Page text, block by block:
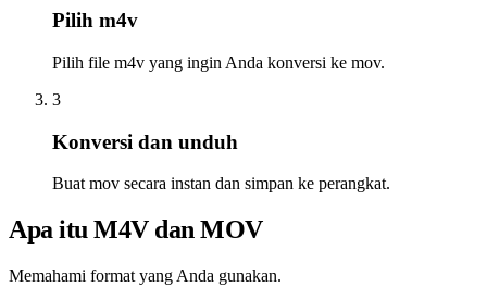
Pilih m4v
Pilih file m4v yang ingin Anda konversi ke mov.
3
Konversi dan unduh
Buat mov secara instan dan simpan ke perangkat.
Apa itu M4V dan MOV
Memahami format yang Anda gunakan.